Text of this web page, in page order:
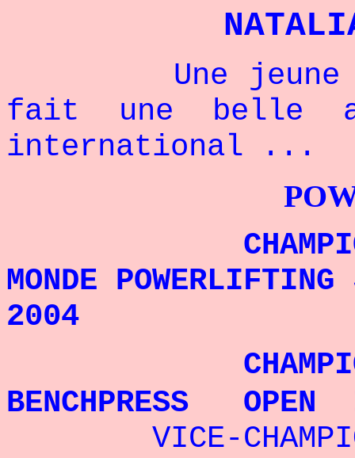
Une jeune
fait une belle
international ...
MONDE
2004
CHAMPIONNE
BENCHPRESS
VICE-